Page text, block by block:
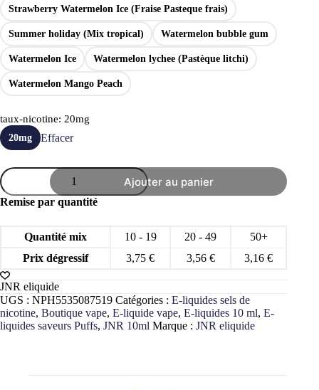
Strawberry Watermelon Ice (Fraise Pasteque frais)
Summer holiday (Mix tropical) Watermelon bubble gum
Watermelon Ice Watermelon lychee (Pastèque litchi)
Watermelon Mango Peach
taux-nicotine: 20mg
20mg Effacer
quantité
de
E-
liquide
aux
sels
de
nicotine
Ajouter au panier
Remise par quantité
Quantité mix 10 - 19 20 - 49
50+
Prix dégressif
3,75 € 3,56 € 3,16 €
JNR eliquide
UGS : NPH5535087519 Catégories : E-liquides sels de
nicotine, Boutique vape, E-liquide vape, E-liquides 10 ml, E-
liquides saveurs Puffs, JNR 10ml Marque : JNR eliquide